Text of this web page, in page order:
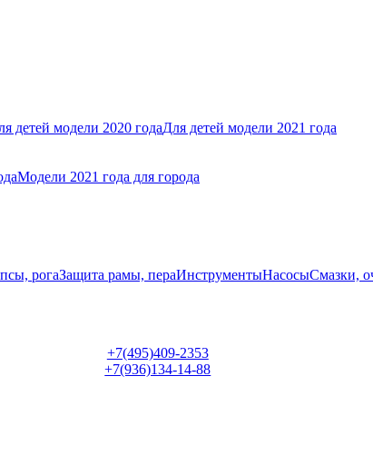
детей модели 2020 годаДля детей модели 2021 года
Модели 2021 года для города
рогаЗащита рамы, пераИнструментыНасосыСмазки,
+7(495)409-2353
+7(936)134-14-88